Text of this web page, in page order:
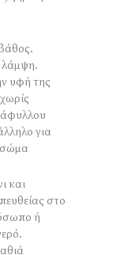
υφή της
για
και
στο
ή